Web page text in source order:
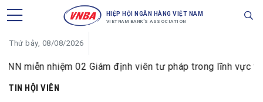
HIỆP HỘI NGÂN HÀNG VIỆT NAM
VIETNAM BANK'S ASSOCIATION
Thứ bảy, 08/08/2026
nhiệm 02 Giám định viên tư pháp trong lĩnh vực tiền tệ và
TIN HỘI VIÊN